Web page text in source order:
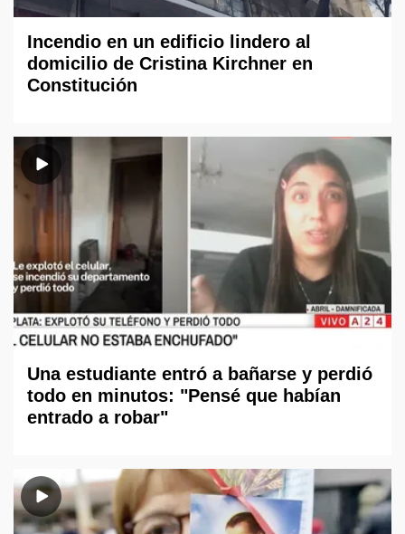
Incendio en un edificio lindero al
domicilio de Cristina Kirchner en
Constitución
Una estudiante entró a bañarse y perdió
todo en minutos: "Pensé que habían
entrado a robar"